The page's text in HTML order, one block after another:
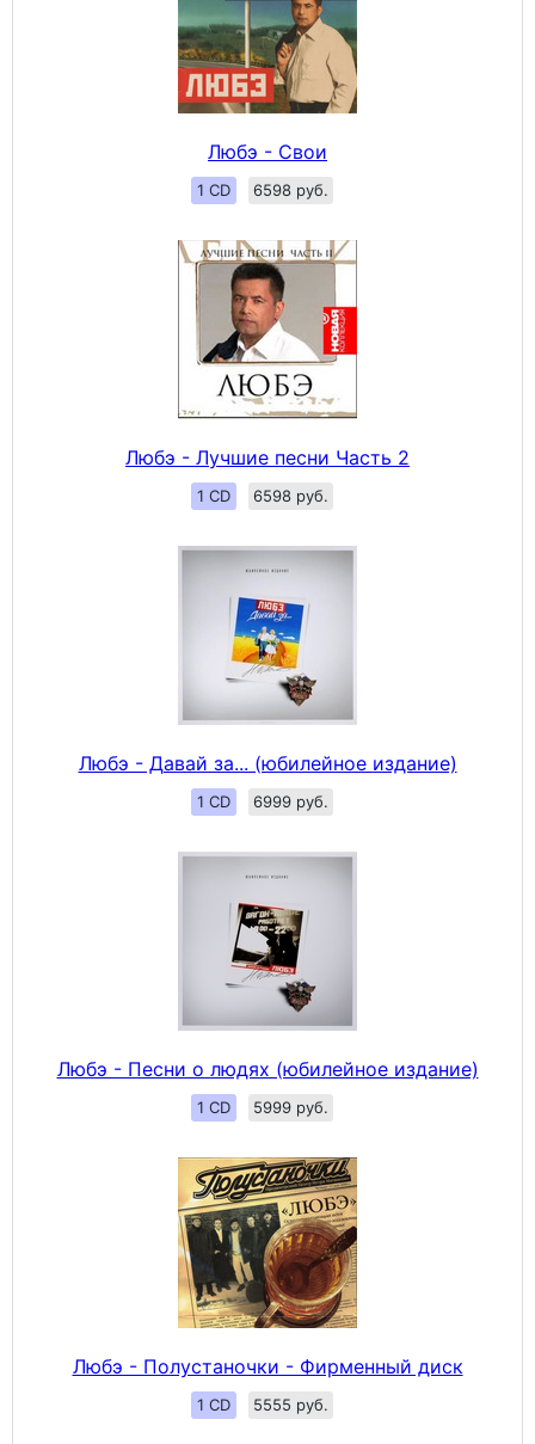
Любэ - Свои
1 CD 6598 руб.
Любэ - Лучшие песни Часть 2
1 CD 6598 руб.
Любэ - Давай за... (юбилейное издание)
1 CD 6999 руб.
Любэ - Песни о людях (юбилейное издание)
1 CD 5999 руб.
Любэ - Полустаночки - Фирменный диск
1 CD 5555 руб.